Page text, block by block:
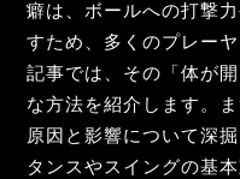
癖は、ボールへの打撃
すため、多くのプレー
記事では、その「体が
な方法を紹介します。
原因と影響について深
タンスやスイングの基